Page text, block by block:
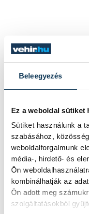
Beleegyezés
Ez a weboldal sütiket
Sütiket használunk a
szabásához,
weboldalforgalmunk
média-, hirdető- és
Ön
kombinálhatják az
Ön adott meg
szolgáltatásokból